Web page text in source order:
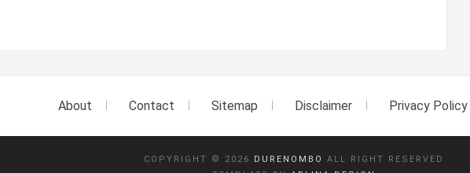
About Contact Sitemap Disclaimer Privacy Policy
COPYRIGHT © 2026 DURENOMBO
ALL RIGHT RESERVED